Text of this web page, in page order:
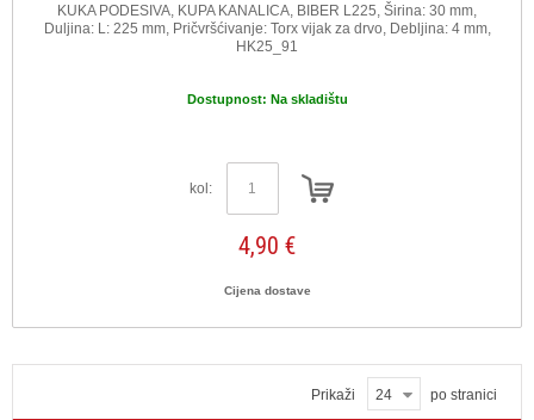
KUKA PODESIVA, KUPA KANALICA, BIBER L225, Širina: 30 mm,
Duljina: L: 225 mm, Pričvršćivanje: Torx vijak za drvo, Debljina: 4 mm,
HK25_91
Dostupnost: Na skladištu
kol:
4,90 €
Cijena dostave
Prikaži 24 po stranici